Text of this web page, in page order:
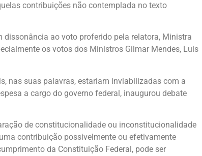
contribuições não contemplada no texto
ao voto proferido pela relatora, Ministra
os votos dos Ministros Gilmar Mendes, Luis
nas suas palavras, estariam inviabilizadas com a
a cargo do governo federal, inaugurou debate
de constitucionalidade ou inconstitucionalidade
contribuição possivelmente ou efetivamente
da Constituição Federal, pode ser